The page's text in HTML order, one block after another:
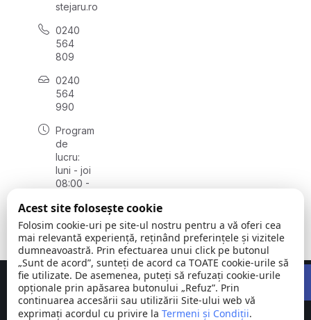
stejaru.ro
0240
564
809
0240
564
990
Program
de
lucru:
luni - joi
08:00 -
vineri
08:00 -
14:00
Comuna © Toate
Concept realizat deBig Media Relații Publice SRL
Acest site folosește cookie
Folosim cookie-uri pe site-ul nostru pentru a vă oferi cea
mai relevantă experiență, reținând preferințele și vizitele
dumneavoastră. Prin efectuarea unui click pe butonul
„Sunt de acord”, sunteți de acord ca TOATE cookie-urile să
fie utilizate. De asemenea, puteți să refuzați cookie-urile
opționale prin apăsarea butonului „Refuz”. Prin
continuarea accesării sau utilizării Site-ului web vă
exprimați acordul cu privire la Termeni și Condiții.